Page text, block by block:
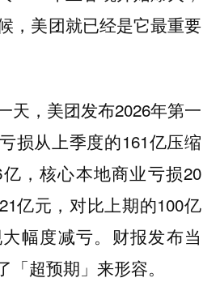
，美团就已经是它最重要
天，美团发布2026年第一
损从上季度的161亿压缩
，核心本地商业亏损20
亿元，对比上期的100亿
幅度减亏。财报发布当
超预期」来形容。